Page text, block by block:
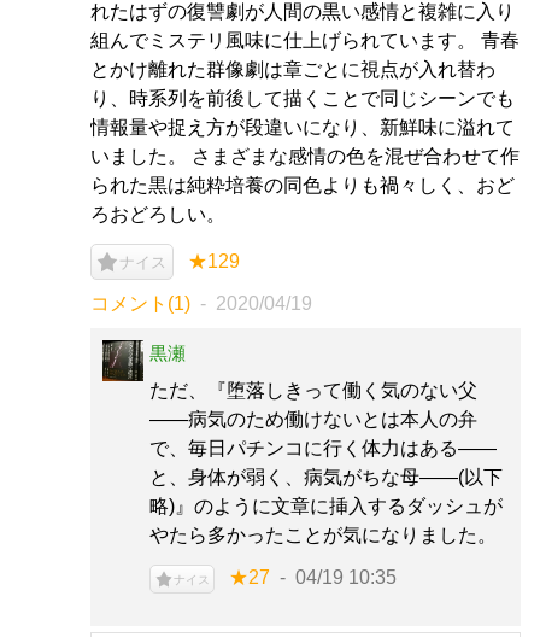
れたはずの復讐劇が人間の黒い感情と複雑に入り
組んでミステリ風味に仕上げられています。 青春
とかけ離れた群像劇は章ごとに視点が入れ替わ
り、時系列を前後して描くことで同じシーンでも
情報量や捉え方が段違いになり、新鮮味に溢れて
いました。 さまざまな感情の色を混ぜ合わせて作
られた黒は純粋培養の同色よりも禍々しく、おど
ろおどろしい。
ナイス ★129
コメント(1) 2020/04/19
黒瀬
ただ、『堕落しきって働く気のない父
――病気のため働けないとは本人の弁
で、毎日パチンコに行く体力はある――
と、身体が弱く、病気がちな母――(以下
略)』のように文章に挿入するダッシュが
やたら多かったことが気になりました。
ナイス ★27 04/19 10:35